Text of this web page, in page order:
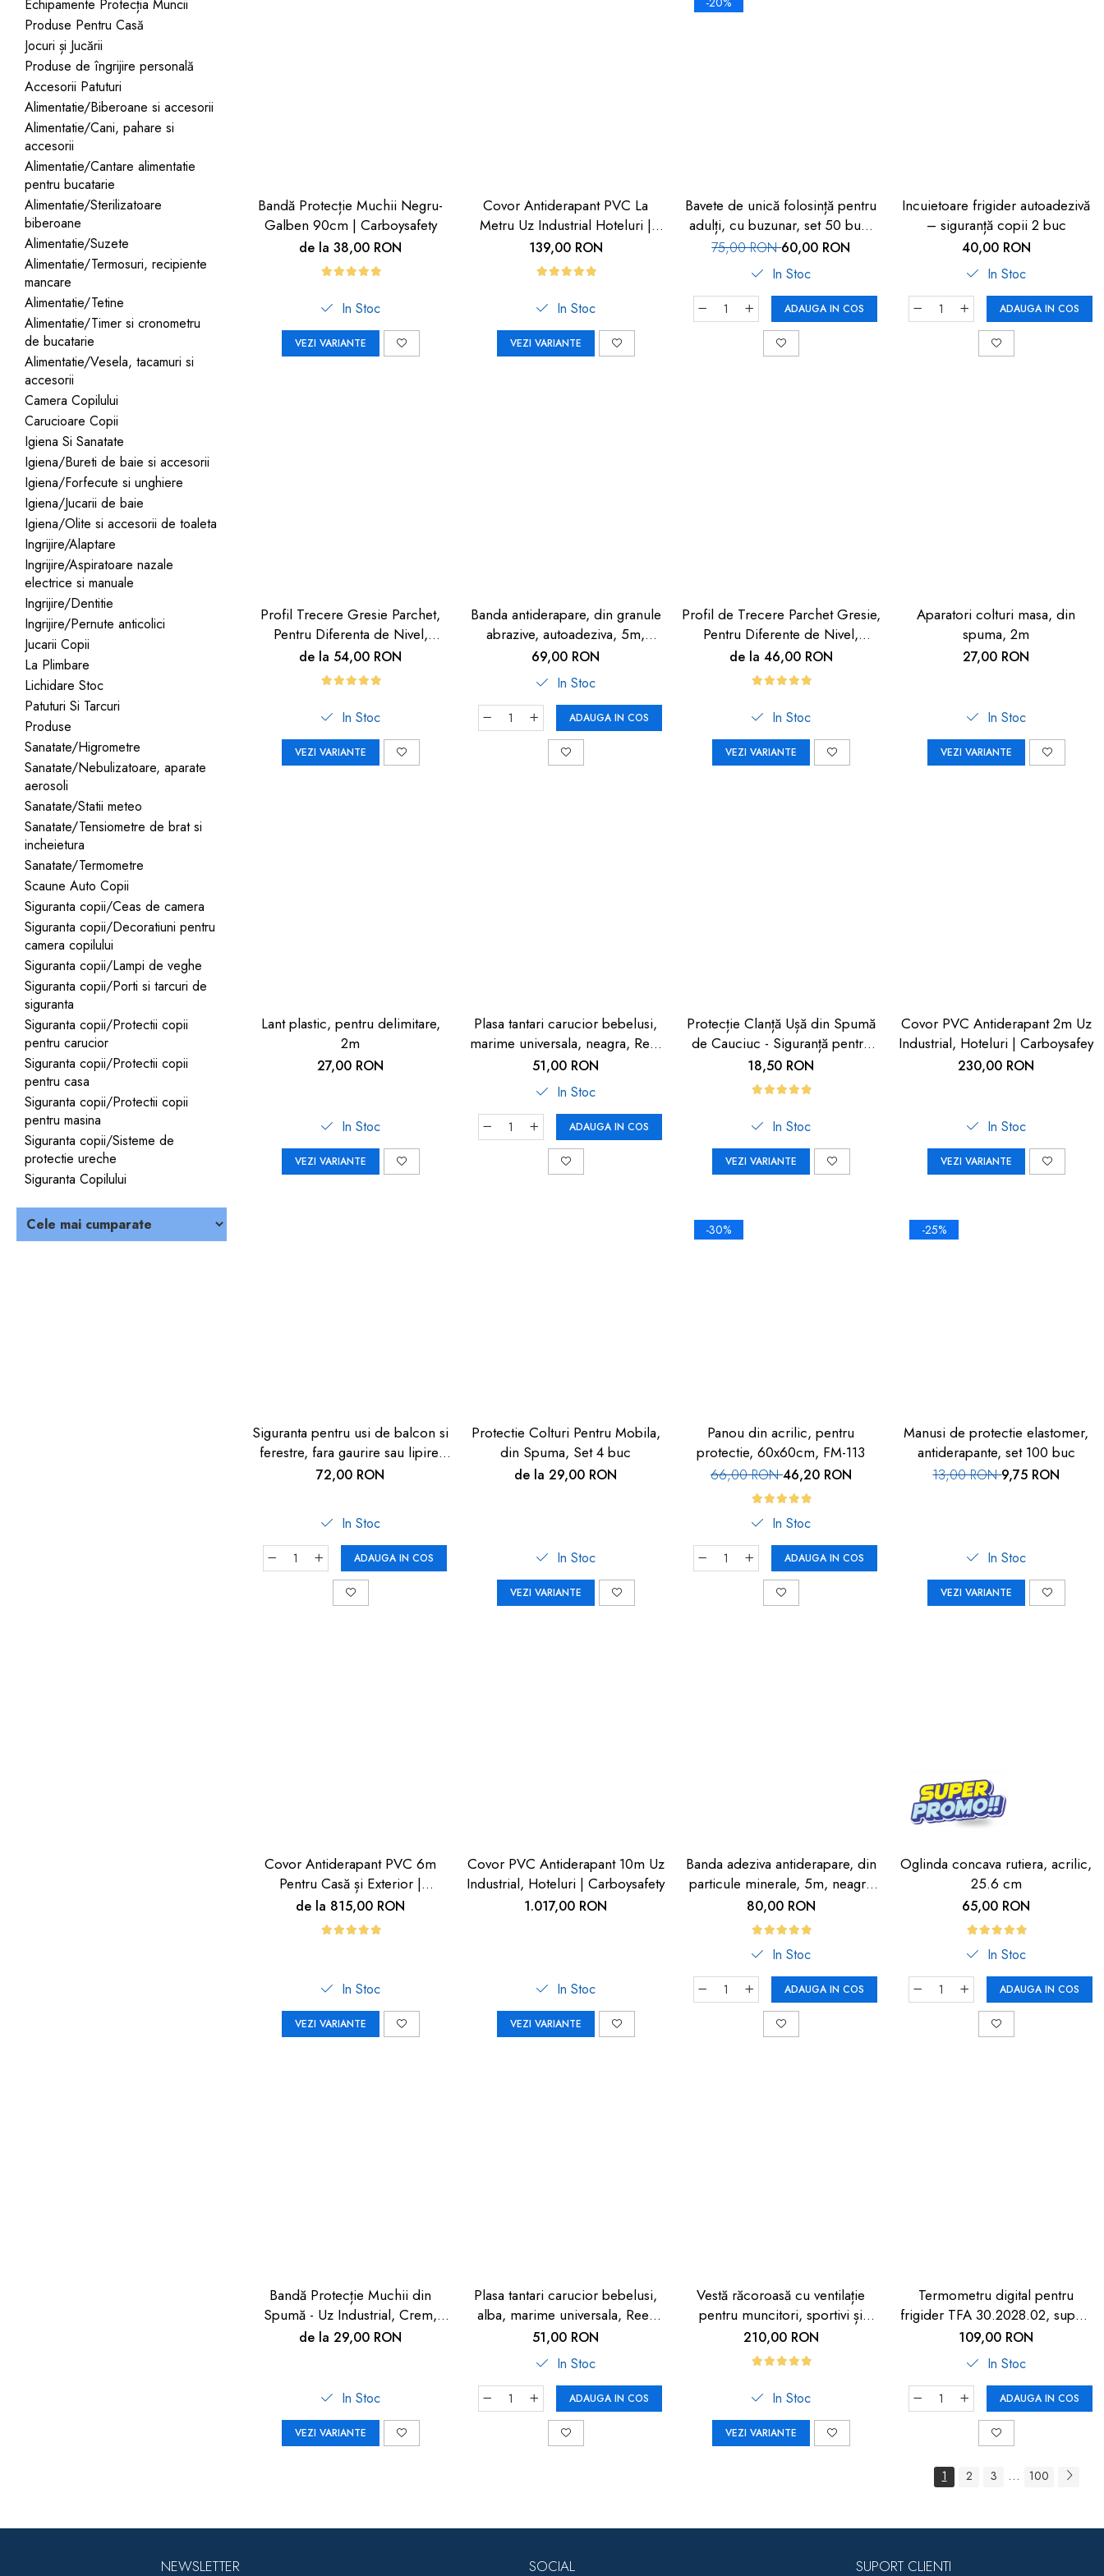
Produse de protecție
mobilier industrial
Bandă avertizare
Cărucioare copii
Accesorii Cărucioare
Set protecții copii
Scaune auto copii
Siguranță auto copii
Tapet protector perete
camera copiilor
Incălzitoare biberoane
copii
Termosuri, recipiente
mâncare pentru copii
Suzete bebe
Termometre copii
Căști antifonice copii și
dopuri de urechi
Produse îngrijire copii
Igiena copii
Jocuri de familie sau grup
Masinute, avioane,
motociclete
Jocuri de pictura si desen
Jucarii muzicale
Jucării educative copii
Biciclete și Triciclete
Echipamente Protecția Muncii
Produse Pentru Casă
Jocuri și Jucării
Produse de îngrijire personală
Accesorii Patuturi
Alimentatie/Biberoane si accesorii
Alimentatie/Cani, pahare si
accesorii
Alimentatie/Cantare alimentatie
pentru bucatarie
Alimentatie/Sterilizatoare
biberoane
Alimentatie/Suzete
Alimentatie/Termosuri, recipiente
mancare
Alimentatie/Tetine
Alimentatie/Timer si cronometru
de bucatarie
Alimentatie/Vesela, tacamuri si
accesorii
Camera Copilului
Carucioare Copii
Igiena Si Sanatate
Igiena/Bureti de baie si accesorii
Igiena/Forfecute si unghiere
Igiena/Jucarii de baie
Igiena/Olite si accesorii de toaleta
Ingrijire/Alaptare
Ingrijire/Aspiratoare nazale
electrice si manuale
Ingrijire/Dentitie
Ingrijire/Pernute anticolici
Jucarii Copii
La Plimbare
Lichidare Stoc
Patuturi Si Tarcuri
Produse
Sanatate/Higrometre
Sanatate/Nebulizatoare, aparate
aerosoli
Sanatate/Statii meteo
Sanatate/Tensiometre de brat si
incheietura
Sanatate/Termometre
Scaune Auto Copii
Siguranta copii/Ceas de camera
Siguranta copii/Decoratiuni pentru
camera copilului
Siguranta copii/Lampi de veghe
Siguranta copii/Porti si tarcuri de
siguranta
Siguranta copii/Protectii copii
pentru carucior
Siguranta copii/Protectii copii
pentru casa
Siguranta copii/Protectii copii
pentru masina
Siguranta copii/Sisteme de
protectie ureche
Siguranta Copilului
Bandă Protecție Muchii Negru-
Galben 90cm | Carboysafety
de la 38,00 RON
In Stoc
VEZI VARIANTE
Covor Antiderapant PVC La
Metru Uz Industrial Hoteluri |
Carboysafety
139,00 RON
In Stoc
VEZI VARIANTE
Bavete de unică folosință pentru
adulți, cu buzunar, set 50 buc,
FM-108
75,00 RON60,00 RON
In Stoc
ADAUGA IN COS
Incuietoare frigider autoadezivă
– siguranță copii 2 buc
40,00 RON
In Stoc
ADAUGA IN COS
Profil Trecere Gresie Parchet,
Pentru Diferenta de Nivel,
Culoare Lemn Închis,
Autoadeziv, 90cm
de la 54,00 RON
In Stoc
VEZI VARIANTE
Banda antiderapare, din granule
abrazive, autoadeziva, 5m,
neagra
69,00 RON
In Stoc
ADAUGA IN COS
Profil de Trecere Parchet Gresie,
Pentru Diferente de Nivel,
Autoadeziv, Culoare Lemn
Deschis, 90cm
de la 46,00 RON
In Stoc
VEZI VARIANTE
Aparatori colturi masa, din
spuma, 2m
27,00 RON
In Stoc
VEZI VARIANTE
Lant plastic, pentru delimitare,
2m
27,00 RON
In Stoc
VEZI VARIANTE
Plasa tantari carucior bebelusi,
marime universala, neagra, Reer
BiteSafe
51,00 RON
In Stoc
ADAUGA IN COS
Protecție Clanță Ușă din Spumă
de Cauciuc - Siguranță pentru
Copii | Car Boy Safety
18,50 RON
In Stoc
VEZI VARIANTE
Covor PVC Antiderapant 2m Uz
Industrial, Hoteluri | Carboysafey
230,00 RON
In Stoc
VEZI VARIANTE
Siguranta pentru usi de balcon si
ferestre, fara gaurire sau lipire,
gri antracit, Reer WinLock 70021
72,00 RON
In Stoc
ADAUGA IN COS
Protectie Colturi Pentru Mobila,
din Spuma, Set 4 buc
de la 29,00 RON
In Stoc
VEZI VARIANTE
-30%
Panou din acrilic, pentru
protectie, 60x60cm, FM-113
66,00 RON46,20 RON
In Stoc
ADAUGA IN COS
-25%
Manusi de protectie elastomer,
antiderapante, set 100 buc
13,00 RON9,75 RON
In Stoc
VEZI VARIANTE
Covor Antiderapant PVC 6m
Pentru Casă și Exterior |
Carboysafety
de la 815,00 RON
In Stoc
VEZI VARIANTE
Covor PVC Antiderapant 10m Uz
Industrial, Hoteluri | Carboysafety
1.017,00 RON
In Stoc
VEZI VARIANTE
Banda adeziva antiderapare, din
particule minerale, 5m, neagra
cu dunga fosforescenta
80,00 RON
In Stoc
ADAUGA IN COS
Oglinda concava rutiera, acrilic,
25.6 cm
65,00 RON
In Stoc
ADAUGA IN COS
Bandă Protecție Muchii din
Spumă - Uz Industrial, Crem,
90cm | Car Boy Safety
de la 29,00 RON
In Stoc
VEZI VARIANTE
Plasa tantari carucior bebelusi,
alba, marime universala, Reer
BiteSafe
51,00 RON
In Stoc
ADAUGA IN COS
Vestă răcoroasă cu ventilație
pentru muncitori, sportivi și
HORECA
210,00 RON
In Stoc
VEZI VARIANTE
Termometru digital pentru
frigider TFA 30.2028.02, suport
magnetic
109,00 RON
In Stoc
ADAUGA IN COS
1 2 3 ... 100
NEWSLETTER SOCIAL SUPORT CLIENTI